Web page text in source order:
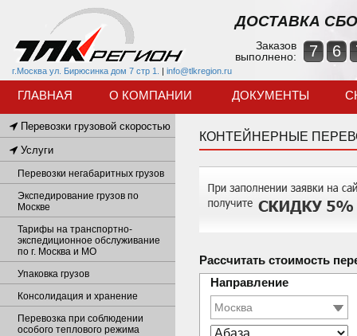
г.Москва ул. Бирюсинка дом 7 стр 1. | info@tlkregion.ru
ДОСТАВКА
Заказов
выполнено:
7 6
ГЛАВНАЯ О КОМПАНИИ ДОКУМЕНТЫ
КОНТЕЙНЕРНЫЕ
Рассчитать стоимость
Направление
Перевозки грузовой скоростью
Услуги
Перевозки негабаритных грузов
Экспедирование грузов по
Москве
Тарифы на транспортно-
экспедиционное обслуживание
по г. Москва и МО
Упаковка грузов
Консолидация и хранение
Перевозка при соблюдении
особого теплового режима